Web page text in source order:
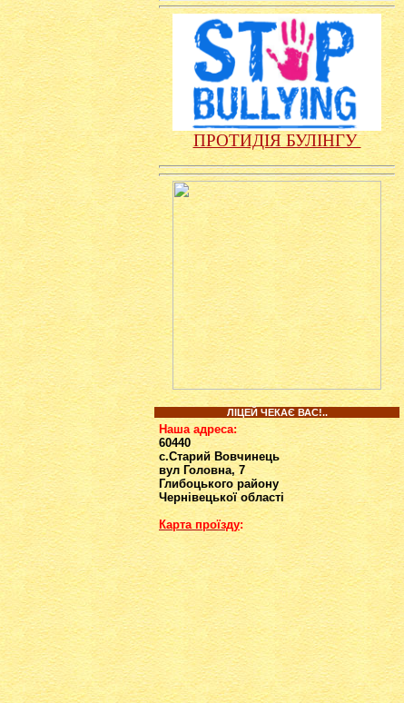
ПРОТИДІЯ БУЛІНГУ
ЛІЦЕЙ ЧЕКАЄ ВАС!..
Наша адреса:
60440
с.Старий Вовчинець
вул Головна, 7
Глибоцького району
Чернівецької області
Карта проїзду: